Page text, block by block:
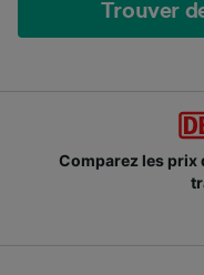
Trouver
les prix de centaines
trains et de bus